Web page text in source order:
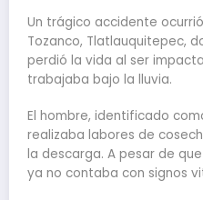
Un trágico accidente
Tozanco, Tlatlauquitepec,
perdió la vida al ser
trabajaba bajo la lluvia.
El hombre, identificado
realizaba labores de
la descarga. A pesar de
ya no contaba con signos